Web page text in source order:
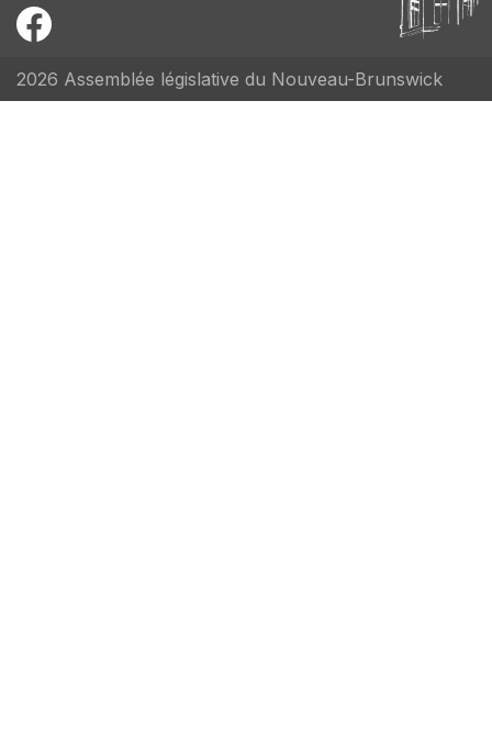
2026 Assemblée législative du Nouveau-Brunswick